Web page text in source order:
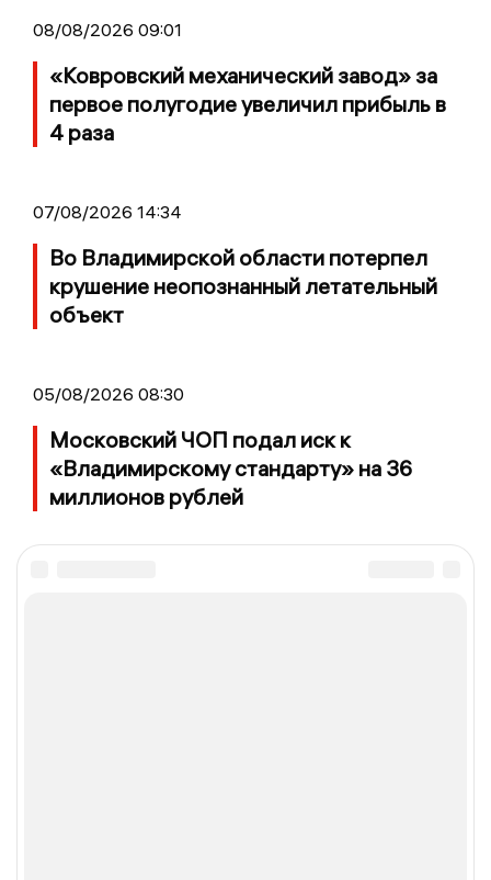
08/08/2026 09:01
«Ковровский механический завод» за
первое полугодие увеличил прибыль в
4 раза
07/08/2026 14:34
Во Владимирской области потерпел
крушение неопознанный летательный
объект
05/08/2026 08:30
Московский ЧОП подал иск к
«Владимирскому стандарту» на 36
миллионов рублей